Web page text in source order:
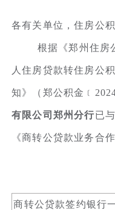
各有关单位，住房公
根据《郑州住房
人住房贷款转住房公
知》（郑公积金
有限公司郑州分行已
《商转公贷款业务合
商转公贷款签约银行